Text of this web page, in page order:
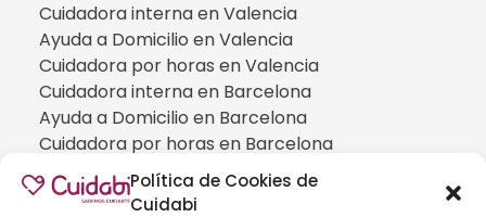
Política de Cookies de
Cuidabi
Cuidadora interna en Valencia
Ayuda a Domicilio en Valencia
Cuidadora por horas en Valencia
Cuidadora interna en Barcelona
Ayuda a Domicilio en Barcelona
Cuidadora por horas en Barcelona
Cuidadora interna en Madrid
Ayuda a Domicilio en Madrid